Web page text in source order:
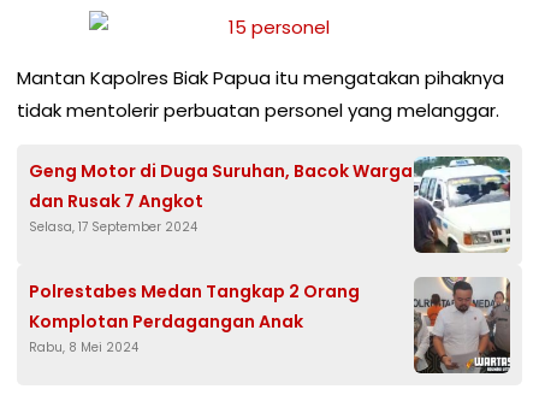
Mantan Kapolres Biak Papua itu mengatakan pihaknya
tidak mentolerir perbuatan personel yang melanggar.
Geng Motor di Duga Suruhan, Bacok Warga
dan Rusak 7 Angkot
Selasa, 17 September 2024
Polrestabes Medan Tangkap 2 Orang
Komplotan Perdagangan Anak
Rabu, 8 Mei 2024